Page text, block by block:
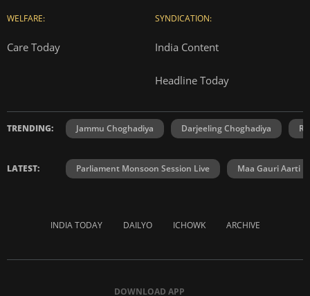
WELFARE:
Care Today
SYNDICATION:
India Content
Headline Today
TRENDING: Jammu Choghadiya Darjeeling Choghadiya
LATEST: Parliament Monsoon Session Live Maa Gauri Aarti
INDIA TODAY DAILYO ICHOWK ARCHIVE
DOWNLOAD APP